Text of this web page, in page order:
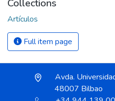
Collections
Artículos
Full item page
Avda.
48007 Bilbao